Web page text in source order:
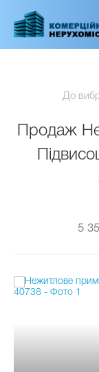
основного
До
Продаж
5